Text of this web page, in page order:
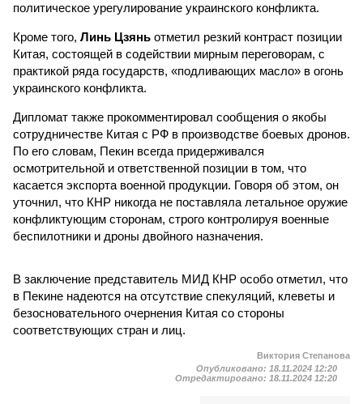
политическое урегулирование украинского конфликта.
Кроме того, Линь Цзянь отметил резкий контраст позиции
Китая, состоящей в содействии мирным переговорам, с
практикой ряда государств, «подливающих масло» в огонь
украинского конфликта.
Дипломат также прокомментировал сообщения о якобы
сотрудничестве Китая с РФ в производстве боевых дронов.
По его словам, Пекин всегда придерживался
осмотрительной и ответственной позиции в том, что
касается экспорта военной продукции. Говоря об этом, он
уточнил, что КНР никогда не поставляла летальное оружие
конфликтующим сторонам, строго контролируя военные
беспилотники и дроны двойного назначения.
В заключение представитель МИД КНР особо отметил, что
в Пекине надеются на отсутствие спекуляций, клеветы и
безосновательного очернения Китая со стороны
соответствующих стран и лиц.
Виктория Степанова
Опубликовано: 18.11.2024 12:20
Отредактировано: 18.11.2024 12:20